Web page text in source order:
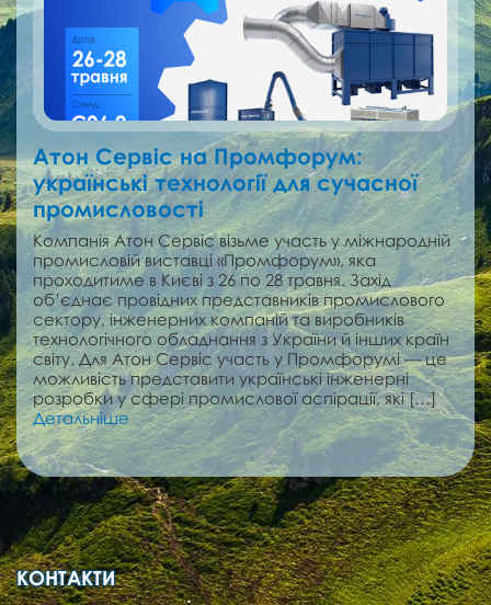
Атон Сервіс на Промфорум:
українські технології для сучасної
промисловості
Компанія Атон Сервіс візьме участь у міжнародній
промисловій виставці «Промфорум», яка
проходитиме в Києві з 26 по 28 травня. Захід
об’єднає провідних представників промислового
сектору, інженерних компаній та виробників
технологічного обладнання з України й інших країн
світу. Для Атон Сервіс участь у Промфорумі — це
можливість представити українські інженерні
розробки у сфері промислової аспірації, які […]
Детальніше
КОНТАКТИ